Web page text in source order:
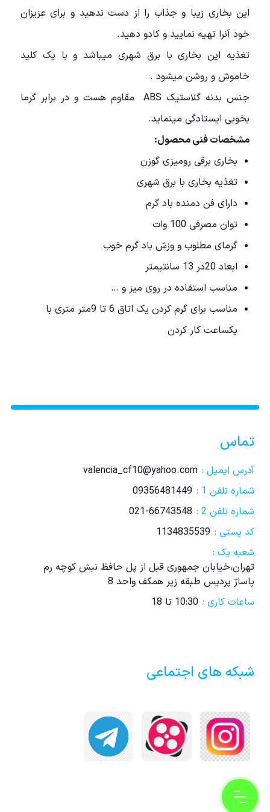
این بخاری زیبا و جذاب را از دست ندهید و برای عزیزان
خود آنرا تهیه نمایید و کادو دهید.
تغذیه این بخاری با برق شهری میباشد و با یک کلید
خاموش و روشن میشود .
جنس بدنه گلاستیک ABS مقاوم هست و در برابر گرما
بخوبی ایستادگی مینماید.
مشخصات فنی محصول:
بخاری برقی رومیزی گوزن
تغذیه بخاری با برق شهری
دارای فن دمنده باد گرم
توان مصرفی 100 وات
گرمای مطلوب و وزش باد گرم خوب
ابعاد 20در 13 سانتیمتر
مناسب استفاده در روی میز و …
مناسب برای گرم کردن یک اتاق 6 تا 9متر متری با
یکساعت کار کردن
تماس
آدرس ایمیل : valencia_cf10@yahoo.com
شماره تلفن 1 :
09356481449
شماره تلفن 2 :
021-66743548
کد پستی : 1134835539
شعبه یک :
تهران،خیابان جمهوری قبل از پل حافظ نبش کوچه رم
پاساژ پردیس طبقه زیر همکف واحد 8
ساعات کاری : 10:30 تا 18
شبکه های اجتماعی